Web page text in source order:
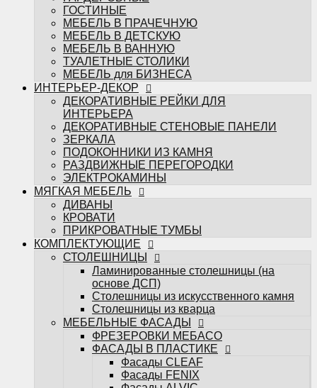
ЭЛЕКТРОКАМИНЫ
МЯГКАЯ МЕБЕЛЬ
ДИВАНЫ
КРОВАТИ
ПРИКРОВАТНЫЕ ТУМБЫ
КОМПЛЕКТУЮЩИЕ
СТОЛЕШНИЦЫ
Ламинированные столешницы (на
основе ДСП)
Столешницы из искусственного камня
Столешницы из кварца
МЕБЕЛЬНЫЕ ФАСАДЫ
ФРЕЗЕРОВКИ МЕБАСО
ФАСАДЫ В ПЛАСТИКЕ
Фасады CLEAF
Фасады FENIX
Фасады MATTELUX
Фасады ARPA
Фасады AGT
КРАШЕННЫЕ ФАСАДЫ (ЭМАЛЬ)
ФАСАДЫ В ПЛЁНКЕ ПВХ
Пленки ADILET
Пленки GREENWOOD
Пленки ТАДЖ
ФАСАДЫ ИЗ МАССИВА ДЕРЕВА
ШПОНИРОВАННЫЕ ФАСАДЫ
КУХОННЫЕ ФАРТУКИ
КУХОННЫЕ ФАРТУКИ НА ОСНОВЕ
ГОСТИНЫЕ
МЕБЕЛЬ В ПРАЧЕЧНУЮ
МЕБЕЛЬ В ДЕТСКУЮ
МЕБЕЛЬ В ВАННУЮ
ТУАЛЕТНЫЕ СТОЛИКИ
МЕБЕЛЬ для БИЗНЕСА
ИНТЕРЬЕР-ДЕКОР
ДЕКОРАТИВНЫЕ РЕЙКИ ДЛЯ
ИНТЕРЬЕРА
ДЕКОРАТИВНЫЕ СТЕНОВЫЕ ПАНЕЛИ
ЗЕРКАЛА
ПОДОКОННИКИ ИЗ КАМНЯ
РАЗДВИЖНЫЕ ПЕРЕГОРОДКИ
ЭЛЕКТРОКАМИНЫ
МЯГКАЯ МЕБЕЛЬ
ДИВАНЫ
КРОВАТИ
ПРИКРОВАТНЫЕ ТУМБЫ
КОМПЛЕКТУЮЩИЕ
СТОЛЕШНИЦЫ
Ламинированные столешницы (на
основе ДСП)
Столешницы из искусственного камня
Столешницы из кварца
МЕБЕЛЬНЫЕ ФАСАДЫ
ФРЕЗЕРОВКИ МЕБАСО
ФАСАДЫ В ПЛАСТИКЕ
Фасады CLEAF
Фасады FENIX